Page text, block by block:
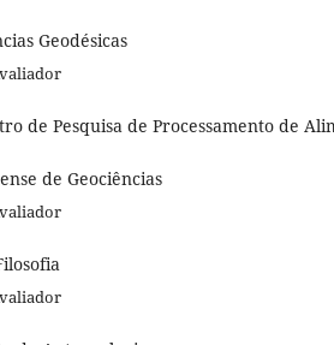
Geodésicas
de Pesquisa de Processamento de
de Geociências